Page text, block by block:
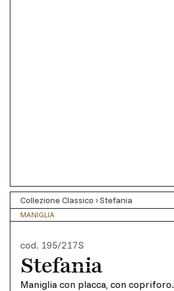
Collezione Classico ›Stefania
MANIGLIA
cod. 195/217S
Stefania
Maniglia con placca, con copriforo.